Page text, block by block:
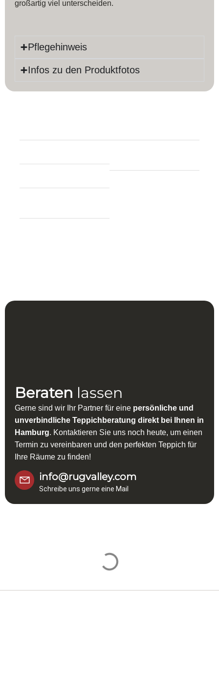
großartig viel unterscheiden.
Pflegehinweis
Infos zu den Produktfotos
Länge:237 cm
Breite:157 cm
Dicke:8 mm
Farbe:Rot
Beraten lassen
Gerne sind wir Ihr Partner für eine persönliche und
unverbindliche Teppichberatung direkt bei Ihnen in
Hamburg. Kontaktieren Sie uns noch heute, um einen
Termin zu vereinbaren und den perfekten Teppich für
Ihre Räume zu finden!
info@rugvalley.com
Schreibe uns gerne eine Mail